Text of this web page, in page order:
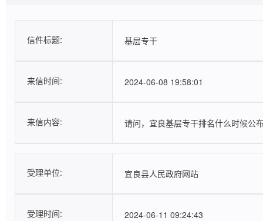
来信情况
信件标题: 基层专干
来信时间: 2024-06-08 19:58:01
来信内容: 请问，宜良基层专干排名什么时候公
受理情况
受理单位: 宜良县人民政府网站
受理时间: 2024-06-11 09:24:43